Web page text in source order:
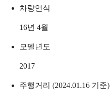
차량연식
16년 4월
모델년도
2017
주행거리 (2024.01.16 기준)